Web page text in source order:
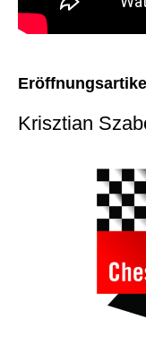
Krisztian